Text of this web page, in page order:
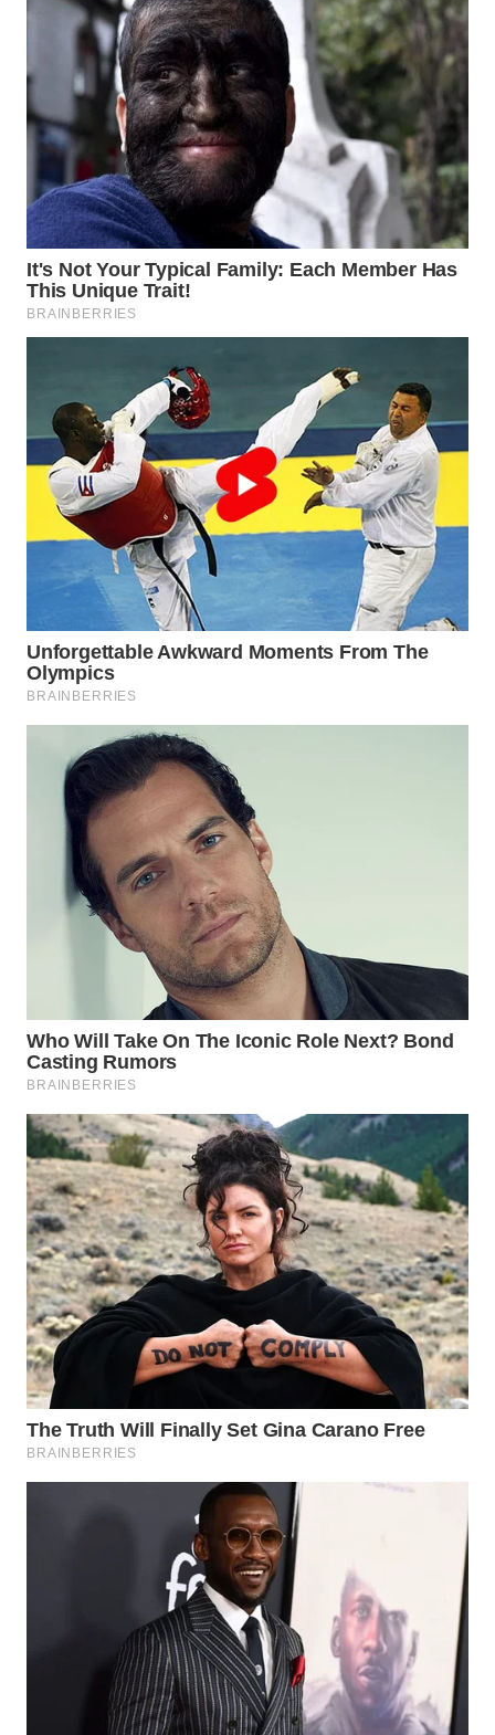
TINGGI
WN
PAKPAK
WN
KARAWANG
WN
WN
BOGOR
WN
DEPOK
WN
TAPANULI
UTARA
WN
WN
PADANG
WN
SUMEDANG
CIANJUR
WN
TANGERANG
WN
BINJAI
WN
CIREBON
WN
INDRAMAYU
KUNINGAN
WN
PURWAKARTA